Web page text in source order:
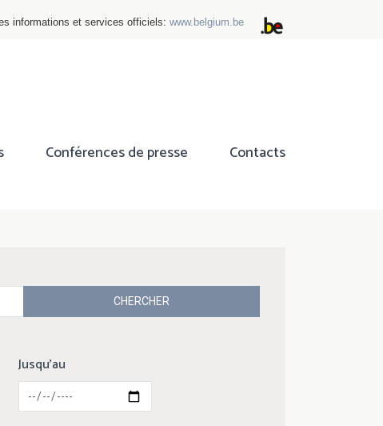
informations et services officiels: www.belgium.be
Conférences de presse Contacts
Jusqu'au